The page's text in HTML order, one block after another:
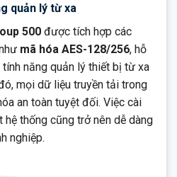
quản lý từ xa
500 được tích hợp các
mã hóa AES-128/256, hỗ
năng quản lý thiết bị từ xa
mọi dữ liệu truyền tải trong
an toàn tuyệt đối. Việc cài
thống cũng trở nên dễ dàng
nghiệp.